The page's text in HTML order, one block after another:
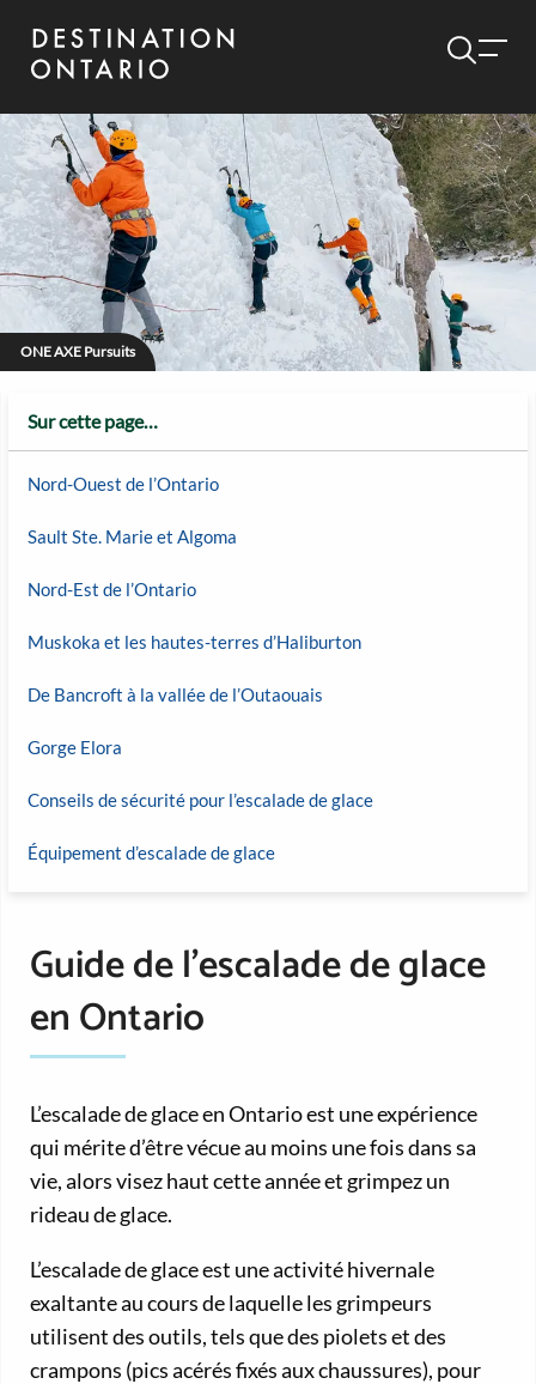
ONE AXE Pursuits
Sur cette page…
Nord-Ouest de l’Ontario
Sault Ste. Marie et Algoma
Nord-Est de l’Ontario
Muskoka et les hautes-terres d’Haliburton
De Bancroft à la vallée de l’Outaouais
Gorge Elora
Conseils de sécurité pour l’escalade de glace
Équipement d’escalade de glace
Guide de l’escalade de glace
en Ontario
L’escalade de glace en Ontario est une expérience
qui mérite d’être vécue au moins une fois dans sa
vie, alors visez haut cette année et grimpez un
rideau de glace.
L’escalade de glace est une activité hivernale
exaltante au cours de laquelle les grimpeurs
utilisent des outils, tels que des piolets et des
crampons (pics acérés fixés aux chaussures), pour